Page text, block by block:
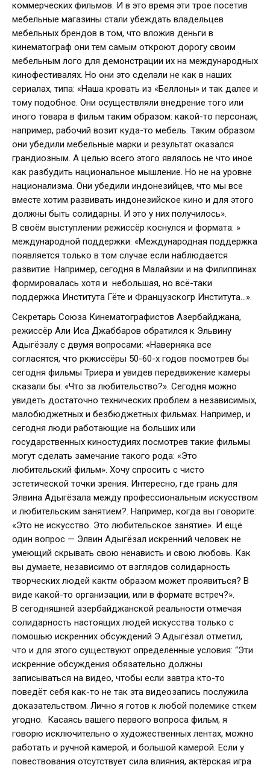
коммерческих фильмов. И в это время эти трое посетив
мебельные магазины стали убеждать владельцев
мебельных брендов в том, что вложив деньги в
кинематограф они тем самым откроют дорогу своим
мебельным лого для демонстрации их на международных
кинофестивалях. Но они это сделали не как в наших
сериалах, типа: «Наша кровать из «Беллоны» и так далее и
тому подобное. Они осуществляли внедрение того или
иного товара в фильм таким образом: какой-то персонаж,
например, рабочий возит куда-то мебель. Таким образом
они убедили мебельные марки и результат оказался
грандиозным. А целью всего этого являлось не что иное
как разбудить национальное мышление. Но не на уровне
национализма. Они убедили индонезийцев, что мы все
вместе хотим развивать индонезийское кино и для этого
должны быть солидарны. И это у них получилось».
В своём выступлении режиссёр коснулся и формата: »
международной поддержки: «Международная поддержка
появляется только в том случае если наблюдается
развитие. Например, сегодня в Малайзии и на Филиппинах
формировалась хотя и небольшая, но всё-таки
поддержка Института Гёте и Французскогр Института…».
Секретарь Союза Кинематографистов Азербайджана,
режиссёр Али Иса Джаббаров обратился к Эльвину
Адыгёзалу с двумя вопросами: «Наверняка все
согласятся, что ркжиссёры 50-60-х годов посмотрев бы
сегодня фильмы Триера и увидев передвижение камеры
сказали бы: «Что за любительство?». Сегодня можно
увидеть достаточно технических проблем а независимых,
малобюджетных и безбюджетных фильмах. Например, и
сегодня люди работающие на больших или
государственных киностудиях посмотрев такие фильмы
могут сделать замечание такого рода: «Это
любительский фильм». Хочу спросить с чисто
эстетической точки зрения. Интересно, где грань для
Элвина Адыгёзала между профессиональным искусством
и любительским занятием?. Например, когда вы говорите:
«Это не искусство. Это любительское занятие». И ещё
один вопрос — Элвин Адыгёзал искренний человек не
умеющий скрывать свою ненависть и свою любовь. Как
вы думаете, независимо от взглядов солидарность
творческих людей кактм образом может проявиться? В
виде какой-то организации, или в формате встреч?».
В сегодняшней азербайджанской реальности отмечая
солидарность настоящих людей искусства только с
помошью искренних обсуждений Э.Адыгёзал отметил,
что и для этого существуют определённые условия: “Эти
искренние обсуждения обязательно должны
записываться на видео, чтобы если завтра кто-то
поведёт себя как-то не так эта видеозапись послужила
доказательством. Лично я готов к любой полемике сткем
угодно. Касаясь вашего первого вопроса фильм, я
говорю исключительно о художественных лентах, можно
работать и ручной камерой, и большой камерой. Если у
повествования отсутствует сила влияния, актёрская игра